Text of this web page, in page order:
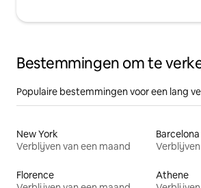
Bestemmingen om te
Populaire bestemmingen voor een lang
New York
Verblijven van een maand
Barcelona
Florence
Athene